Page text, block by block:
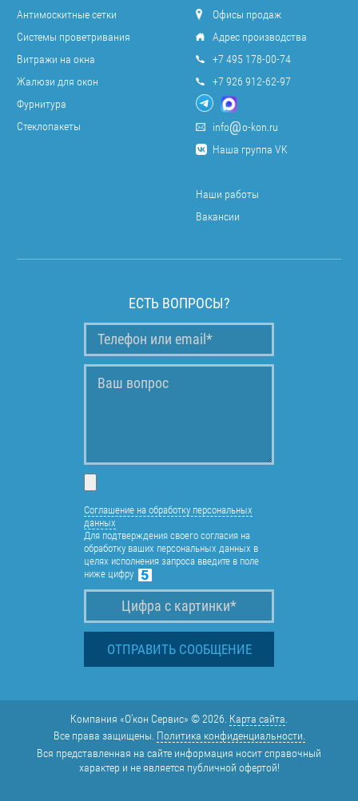
Антимоскитные сетки
Системы проветривания
Витражи на окна
Жалюзи для окон
Фурнитура
Стеклопакеты
Офисы продаж
Адрес производства
+7 495 178-00-74
+7 926 912-62-97
info
o-kon.ru
Наша группа VK
Наши работы
Вакансии
ЕСТЬ ВОПРОСЫ?
Соглашение на обработку персональных
данных
Для подтверждения своего согласия на
обработку ваших персональных данных в
целях исполнения запроса введите в поле
ниже цифру
Компания «О'кон Сервис» © 2026. Карта сайта
Все права защищены. Политика конфиденциальности.
Вся представленная на сайте информация носит справочный
характер и не является публичной офертой!